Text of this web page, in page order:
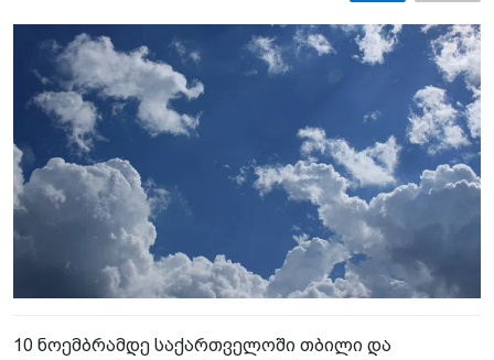
10 ნოემბრამდე საქართველოში თბილი და